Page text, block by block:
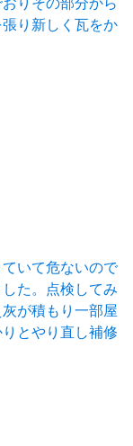
り新しく瓦をか
いて危ないので
た。点検してみ
が積もり一部屋
とやり直し補修